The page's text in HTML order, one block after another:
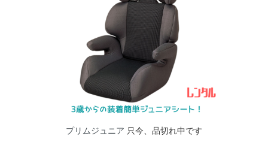
プリムジュニア 只今、品切れ中です